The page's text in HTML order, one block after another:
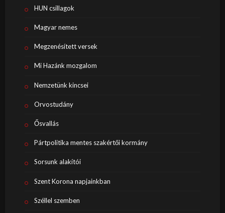
HUN csillagok
Magyar nemes
Megzenésített versek
Mi Hazánk mozgalom
Nemzetünk kincsei
Orvostudány
Ősvallás
Pártpolitika mentes szakértői kormány
Sorsunk alakítói
Szent Korona napjainkban
Széllel szemben